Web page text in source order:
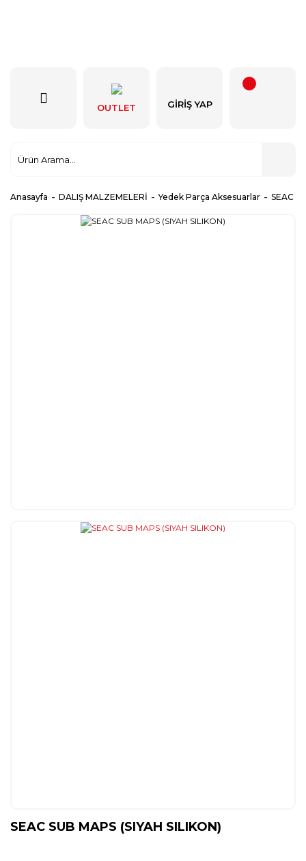
OUTLET GIRIŞ YAP
Anasayfa DALIŞ MALZEMELERİ Yedek Parça Aksesuarlar SEAC
SEAC SUB MAPS (SIYAH SILIKON)